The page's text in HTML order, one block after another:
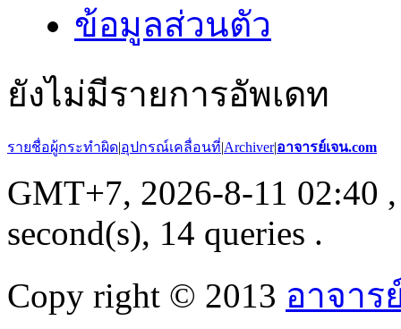
ข้อมูลส่วนตัว
ยังไม่มีรายการอัพเดท
รายชื่อผู้กระทำผิด|อุปกรณ์เคลื่อนที่|Archiver|อาจารย์เจน.com
GMT+7, 2026-8-11 02:40
second(s), 14 queries .
Copy right © 2013 อาจาร